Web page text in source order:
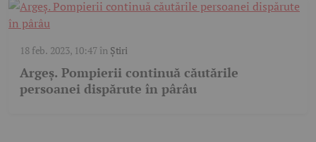
18 feb. 2023, 10:47în Știri
Argeș. Pompierii continuă căutările
persoanei dispărute în pârâu